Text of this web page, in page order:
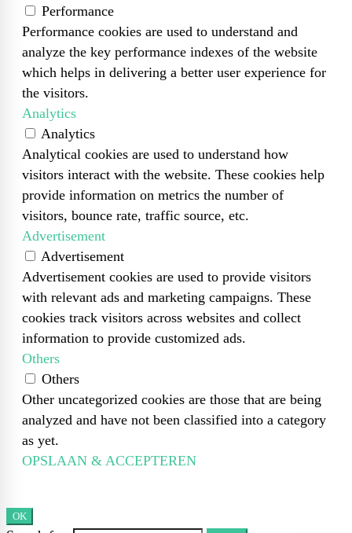
Performance
Performance cookies are used to understand and
analyze the key performance indexes of the website
which helps in delivering a better user experience for
the visitors.
Analytics
Analytics
Analytical cookies are used to understand how
visitors interact with the website. These cookies help
provide information on metrics the number of
visitors, bounce rate, traffic source, etc.
Advertisement
Advertisement
Advertisement cookies are used to provide visitors
with relevant ads and marketing campaigns. These
cookies track visitors across websites and collect
information to provide customized ads.
Others
Others
Other uncategorized cookies are those that are being
analyzed and have not been classified into a category
as yet.
OPSLAAN & ACCEPTEREN
OK